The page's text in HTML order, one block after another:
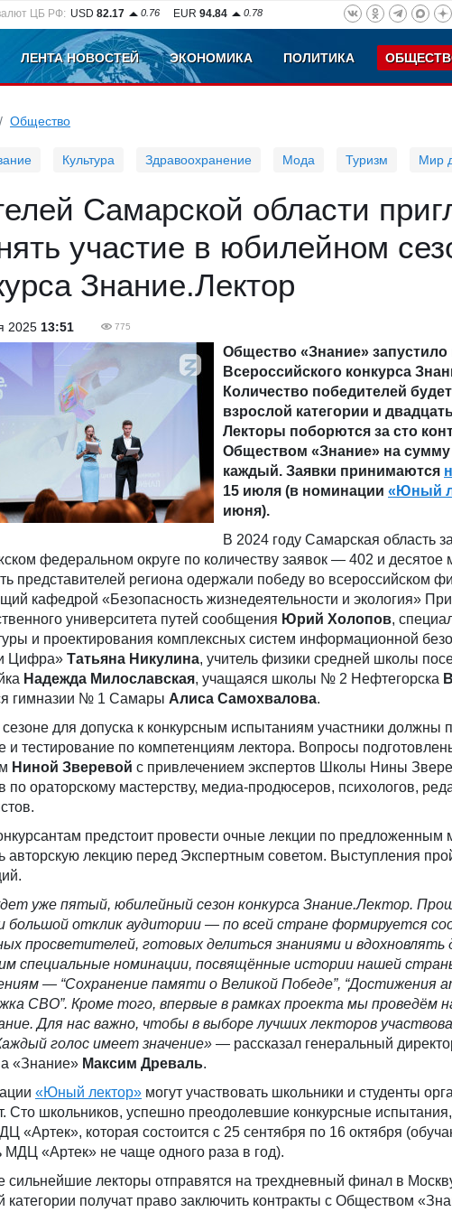
ЦБ РФ: USD 82.17 0.76 EUR 94.84 0.78
ЛЕНТА НОВОСТЕЙ ЭКОНОМИКА ПОЛИТИКА
Общество
Культура Здравоохранение Мода Туризм Мир
Самарской области
участие в юбилейном
Знание.Лектор
2025 13:51 775
Общество «Знание» запустило
Всероссийского конкурса
Количество победителей
взрослой категории и
Лекторы поборются за сто
Обществом «Знание» на сумму
каждый. Заявки принимаются
15 июля (в номинации «Юный
июня).
В 2024 году Самарская область
федеральном округе по количеству заявок — 402 и десятое
представителей региона одержали победу во всероссийском
кафедрой «Безопасность жизнедеятельности и экология»
университета путей сообщения Юрий Холопов,
и проектирования комплексных систем информационной
Цифра» Татьяна Никулина, учитель физики средней школы
Надежда Милославская, учащаяся школы № 2 Нефтегорска
гимназии № 1 Самары Алиса Самохвалова.
для допуска к конкурсным испытаниям участники должны
и тестирование по компетенциям лектора. Вопросы
Ниной Зверевой с привлечением экспертов Школы Нины
по ораторскому мастерству, медиа-продюсеров, психологов,
предстоит провести очные лекции по предложенным
авторскую лекцию перед Экспертным советом. Выступления
уже пятый, юбилейный сезон конкурса Знание.Лектор.
большой отклик аудитории — по всей стране формируется
просветителей, готовыхделиться знаниями и вдохновлять
специальные номинации, посвящённые истории нашей
— “Сохранение памяти о Великой Победе”, “Достижения
СВО”. Кроме того, впервые в рамкахпроекта мы проведём
Для нас важно, чтобы в выборе лучших лекторов
голос имеет значение» — рассказал генеральный
«Знание» Максим Древаль.
«Юный лектор» могут участвовать школьники и студенты
Сто школьников, успешно преодолевшие конкурсные
«Артек», которая состоится с 25 сентября по 16 октября
МДЦ «Артек» не чаще одного раза в год).
сильнейшие лекторы отправятся на трехдневный финал в
категории получат право заключить контракты с Обществом